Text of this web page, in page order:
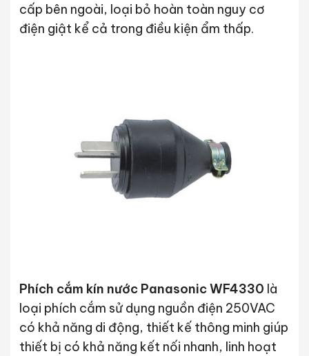
cấp bên ngoài, loại bỏ hoàn toàn nguy cơ
điện giật kể cả trong điều kiện ẩm thấp.
Phích cắm kín nước Panasonic WF4330 là
loại phích cắm sử dụng nguồn điện 250VAC
có khả năng di động, thiết kế thông minh giúp
thiết bị có khả năng kết nối nhanh, linh hoạt